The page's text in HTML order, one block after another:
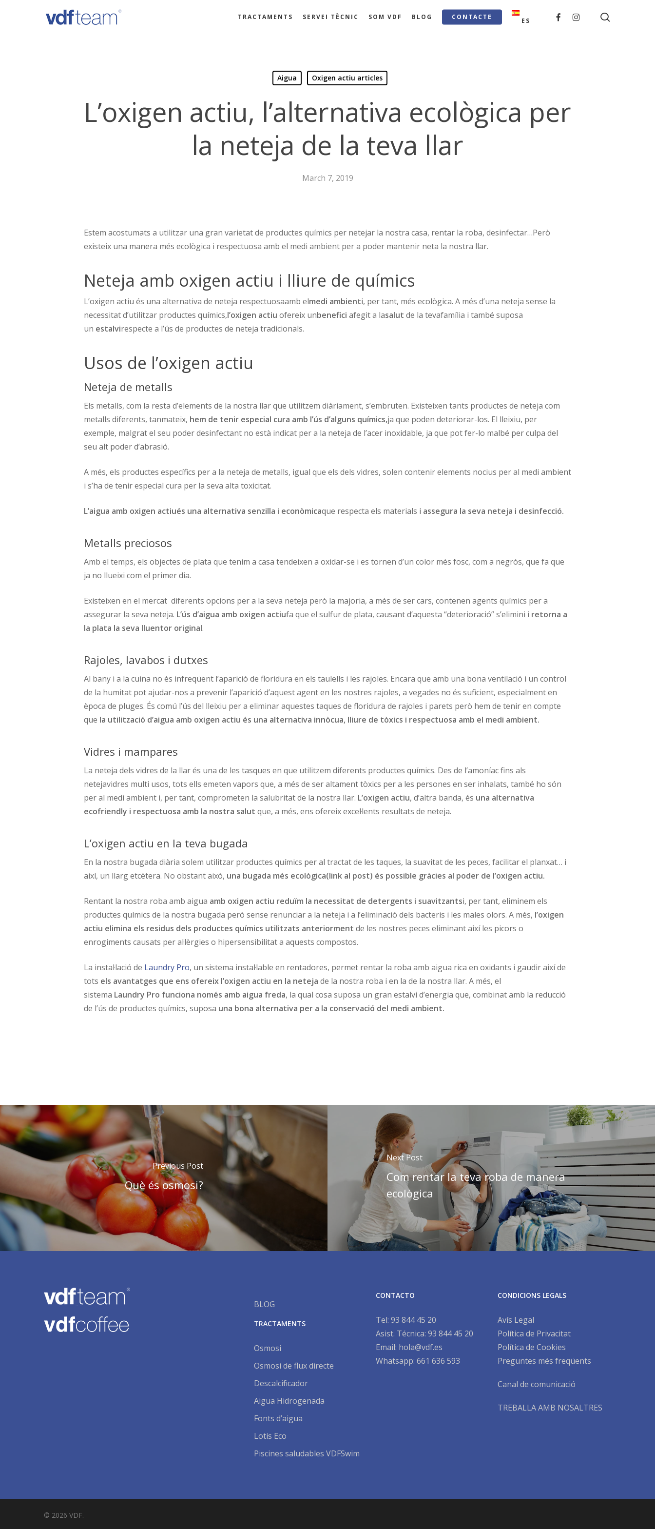
TRACTAMENTS SERVEI TÈCNIC SOM VDF BLOG CONTACTE ES
FACEBOOKINSTAGRAM
Aigua Oxigen actiu articles
L’oxigen actiu, l’alternativa ecològica per
la neteja de la teva llar
March 7, 2019
Estem acostumats a utilitzar una gran varietat de productes químics per netejar la nostra casa, rentar la roba, desinfectar…Però
existeix una manera més ecològica i respectuosa amb el medi ambient per a poder mantenir neta la nostra llar.
Neteja amb oxigen actiu i lliure de químics
L’oxigen actiu és una alternativa de neteja respectuosaamb elmedi ambienti, per tant, més ecològica. A més d’una neteja sense la
necessitat d’utilitzar productes químics,l’oxigen actiu ofereix unbenefici afegit a lasalut de la tevafamília i també suposa
un estalvirespecte a l’ús de productes de neteja tradicionals.
Usos de l’oxigen actiu
Neteja de metalls
Els metalls, com la resta d’elements de la nostra llar que utilitzem diàriament, s’embruten. Existeixen tants productes de neteja com
metalls diferents, tanmateix, hem de tenir especial cura amb l’ús d’alguns químics,ja que poden deteriorar-los. El lleixiu, per
exemple, malgrat el seu poder desinfectant no està indicat per a la neteja de l’acer inoxidable, ja que pot fer-lo malbé per culpa del
seu alt poder d’abrasió.
A més, els productes específics per a la neteja de metalls, igual que els dels vidres, solen contenir elements nocius per al medi ambient
i s’ha de tenir especial cura per la seva alta toxicitat.
L’aigua amb oxigen actiués una alternativa senzilla i econòmicaque respecta els materials i assegura la seva neteja i desinfecció.
Metalls preciosos
Amb el temps, els objectes de plata que tenim a casa tendeixen a oxidar-se i es tornen d’un color més fosc, com a negrós, que fa que
ja no llueixi com el primer dia.
Existeixen en el mercat diferents opcions per a la seva neteja però la majoria, a més de ser cars, contenen agents químics per a
assegurar la seva neteja. L’ús d’aigua amb oxigen actiufa que el sulfur de plata, causant d’aquesta “deterioració” s’elimini i retorna a
la plata la seva lluentor original.
Rajoles, lavabos i dutxes
Al bany i a la cuina no és infreqüent l’aparició de floridura en els taulells i les rajoles. Encara que amb una bona ventilació i un control
de la humitat pot ajudar-nos a prevenir l’aparició d’aquest agent en les nostres rajoles, a vegades no és suficient, especialment en
època de pluges. És comú l’ús del lleixiu per a eliminar aquestes taques de floridura de rajoles i parets però hem de tenir en compte
que la utilització d’aigua amb oxigen actiu és una alternativa innòcua, lliure de tòxics i respectuosa amb el medi ambient.
Vidres i mampares
La neteja dels vidres de la llar és una de les tasques en que utilitzem diferents productes químics. Des de l’amoníac fins als
netejavidres multi usos, tots ells emeten vapors que, a més de ser altament tòxics per a les persones en ser inhalats, també ho són
per al medi ambient i, per tant, comprometen la salubritat de la nostra llar. L’oxigen actiu, d’altra banda, és una alternativa
ecofriendly i respectuosa amb la nostra salut que, a més, ens ofereix excel·lents resultats de neteja.
L’oxigen actiu en la teva bugada
En la nostra bugada diària solem utilitzar productes químics per al tractat de les taques, la suavitat de les peces, facilitar el planxat… i
així, un llarg etcètera. No obstant això, una bugada més ecològica(link al post) és possible gràcies al poder de l’oxigen actiu.
Rentant la nostra roba amb aigua amb oxigen actiu reduïm la necessitat de detergents i suavitzantsi, per tant, eliminem els
productes químics de la nostra bugada però sense renunciar a la neteja i a l’eliminació dels bacteris i les males olors. A més, l’oxigen
actiu elimina els residus dels productes químics utilitzats anteriorment de les nostres peces eliminant així les picors o
enrogiments causats per al·lèrgies o hipersensibilitat a aquests compostos.
La instal·lació de Laundry Pro, un sistema instal·lable en rentadores, permet rentar la roba amb aigua rica en oxidants i gaudir així de
tots els avantatges que ens ofereix l’oxigen actiu en la neteja de la nostra roba i en la de la nostra llar. A més, el
sistema Laundry Pro funciona només amb aigua freda, la qual cosa suposa un gran estalvi d’energia que, combinat amb la reducció
de l’ús de productes químics, suposa una bona alternativa per a la conservació del medi ambient.
Previous Post
Què és osmosi?
Next Post
Com rentar la teva roba de manera
ecològica
BLOG
TRACTAMENTS
Osmosi
Osmosi de flux directe
Descalcificador
Aigua Hidrogenada
Fonts d’aigua
Lotis Eco
Piscines saludables VDFSwim
CONTACTO
Tel: 93 844 45 20
Asist. Técnica: 93 844 45 20
Email: hola@vdf.es
Whatsapp: 661 636 593
CONDICIONS LEGALS
Avís Legal
Política de Privacitat
Política de Cookies
Preguntes més freqüents
Canal de comunicació
TREBALLA AMB NOSALTRES
© 2026 VDF.